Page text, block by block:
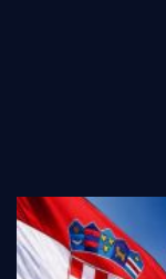
Otoci
Turizam i nautika